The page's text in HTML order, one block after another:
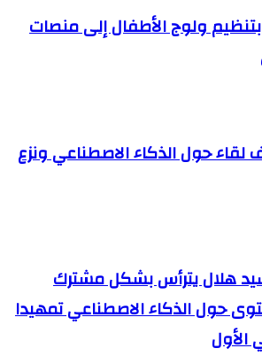
بتنظيم ولوج الأطفال إلى منصات
لقاء حول الذكاء الاصطناعي ونزع
هلال يترأس بشكل مشترك
حول الذكاء الاصطناعي تمهيدا
الأول